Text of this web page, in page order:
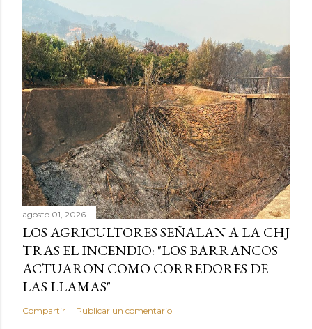
agosto 01, 2026
LOS AGRICULTORES SEÑALAN A LA CHJ
TRAS EL INCENDIO: "LOS BARRANCOS
ACTUARON COMO CORREDORES DE
LAS LLAMAS"
Compartir Publicar un comentario